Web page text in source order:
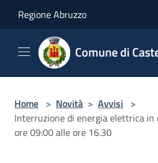
Regione Abruzzo
Comune di
Home > Novità > Avvisi >
Interruzione di energia elettrica
ore 09:00 alle ore 16.30